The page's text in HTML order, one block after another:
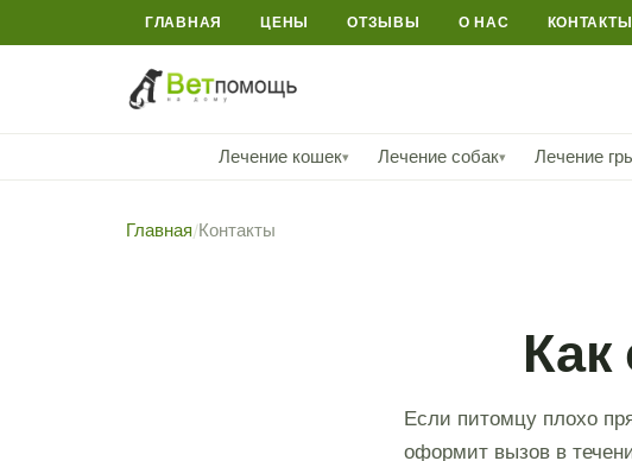
ГЛАВНАЯ ЦЕНЫ ОТЗЫВЫ О НАС КОНТАКТЫ
Лечение кошек▾ Лечение собак▾ Лечение
Главная/Контакты
Как
Если питомцу плохо
оформит вызов в